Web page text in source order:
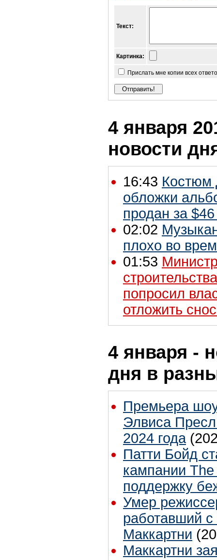
Текст:
Картинка:
Прислать мне копии всех
4 января
новости
16:43 Костюм
обложки
продан за
02:02
плохо во
01:53
попросил
отложить
4 января -
дня в
Премьера
Элвиса
2024 года
Патти Бойд
кампании
поддержку
Умер
работавший
Маккартни
Маккартни